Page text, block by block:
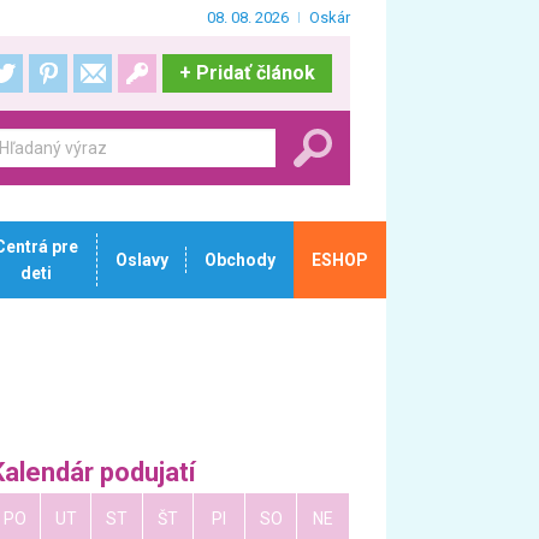
08. 08. 2026 Oskár
+ Pridať článok
pre
deti
Oslavy Obchody ESHOP
podujatí
PO UT ST ŠT PI SO NE